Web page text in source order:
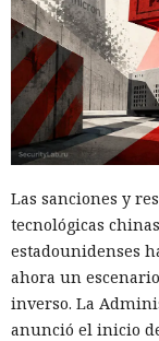
Las sanciones y
tecnológicas
estadounidenses
ahora un
inverso. La
anunció el inicio